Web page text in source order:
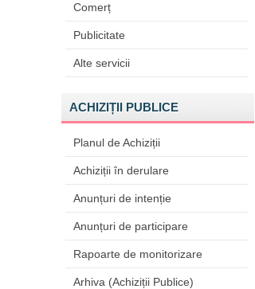
Comerț
Publicitate
Alte servicii
ACHIZIȚII PUBLICE
Planul de Achiziții
Achiziții în derulare
Anunțuri de intenție
Anunțuri de participare
Rapoarte de monitorizare
Arhiva (Achiziții Publice)